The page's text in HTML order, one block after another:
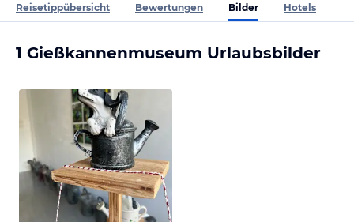
Reisetippübersicht Bewertungen Bilder Hotels
1 Gießkannenmuseum Urlaubsbilder